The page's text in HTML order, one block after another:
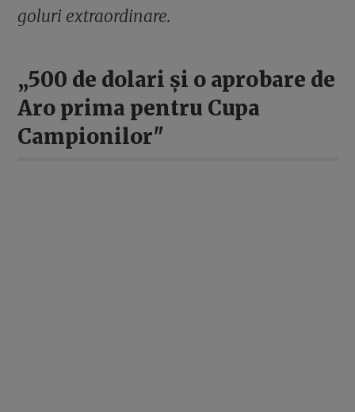
goluri extraordinare.
„500 de dolari și o aprobare de
Aro prima pentru Cupa
Campionilor"